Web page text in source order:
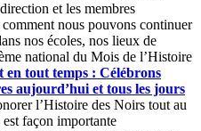
nos écoles, nos lieux de
national du Mois de l’Histoire
en tout temps :Célébrons
aujourd’hui et tous les jours
l’Histoire des Noirs tout au
façon importante
une célébration de plus grande
réussites et contributions des